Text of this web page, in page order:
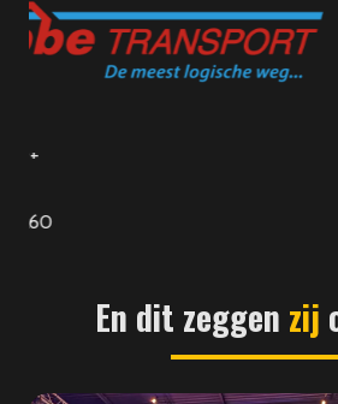
En dit zeggen zij